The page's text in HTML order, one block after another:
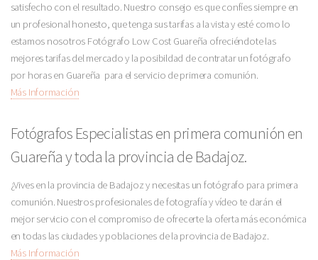
satisfecho con el resultado. Nuestro consejo es que confíes siempre en
un profesional honesto, que tenga sus tarifas a la vista y esté como lo
estamos nosotros Fotógrafo Low Cost Guareña ofreciéndote las
mejores tarifas del mercado y la posibildad de contratar un fotógrafo
por horas en Guareña para el servicio de primera comunión.
Más Información
Fotógrafos Especialistas en primera comunión en
Guareña y toda la provincia de Badajoz.
¿Vives en la provincia de Badajoz y necesitas un fotógrafo para primera
comunión. Nuestros profesionales de fotografía y vídeo te darán el
mejor servicio con el compromiso de ofrecerte la oferta más económica
en todas las ciudades y poblaciones de la provincia de Badajoz.
Más Información